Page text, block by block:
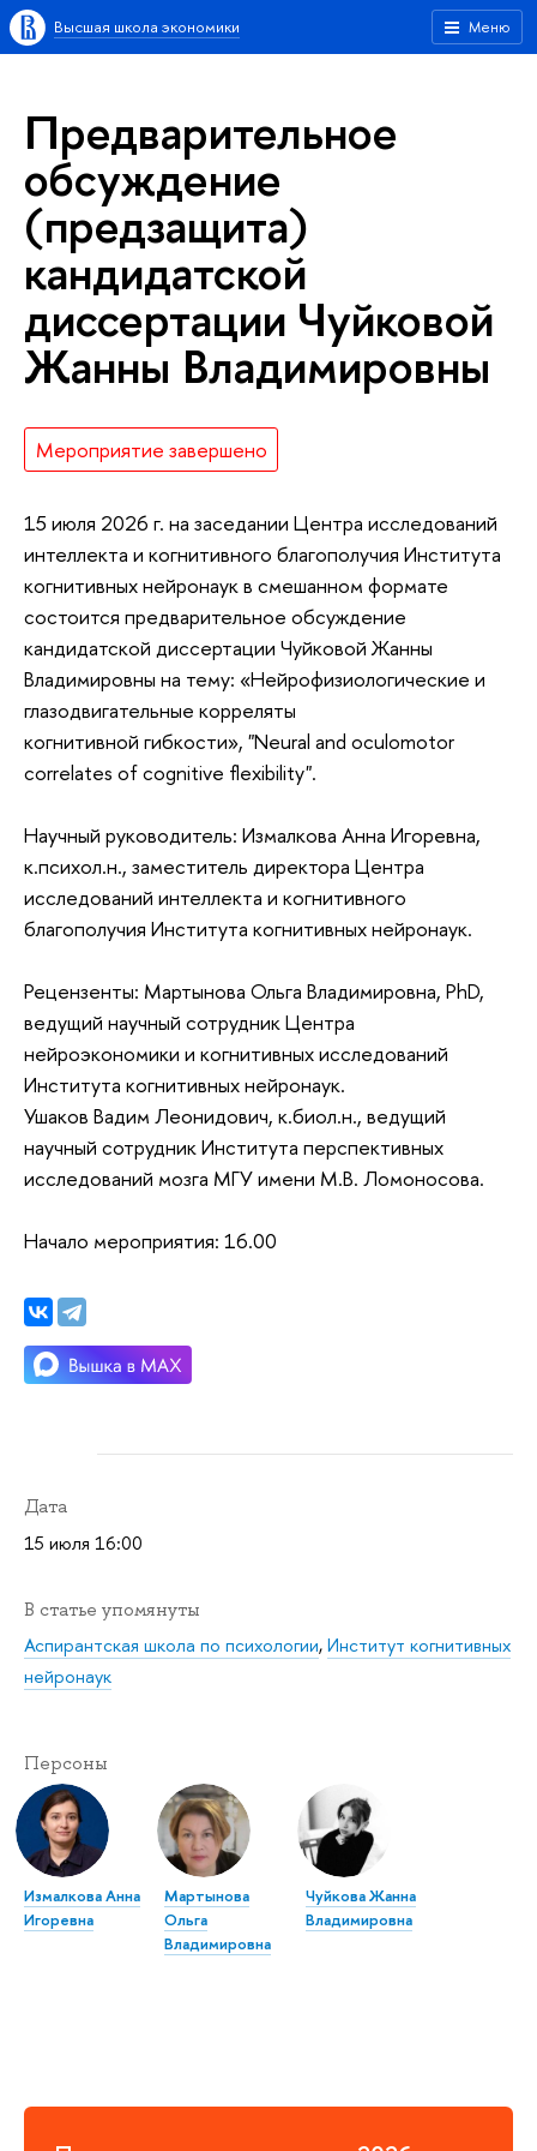
Меню
Высшая школа экономики
Предварительное
обсуждение
(предзащита)
кандидатской
диссертации Чуйковой
Жанны Владимировны
Мероприятие завершено
15 июля 2026 г. на заседании Центра исследований
интеллекта и когнитивного благополучия Института
когнитивных нейронаук в смешанном формате
состоится предварительное обсуждение
кандидатской диссертации Чуйковой Жанны
Владимировны на тему: «Нейрофизиологические и
глазодвигательные корреляты
когнитивной гибкости», "Neural and oculomotor
correlates of cognitive flexibility".
Научный руководитель: Измалкова Анна Игоревна,
к.психол.н., заместитель директора Центра
исследований интеллекта и когнитивного
благополучия Института когнитивных нейронаук.
Рецензенты: Мартынова Ольга Владимировна, PhD,
ведущий научный сотрудник Центра
нейроэкономики и когнитивных исследований
Института когнитивных нейронаук.
Ушаков Вадим Леонидович, к.биол.н., ведущий
научный сотрудник Института перспективных
исследований мозга МГУ имени М.В. Ломоносова.
Начало мероприятия: 16.00
Дата
15 июля 16:00
В статье упомянуты
Аспирантская школа по психологии,Институт когнитивных
нейронаук
Персоны
Измалкова Анна
Игоревна
Мартынова
Ольга
Владимировна
Чуйкова Жанна
Владимировна